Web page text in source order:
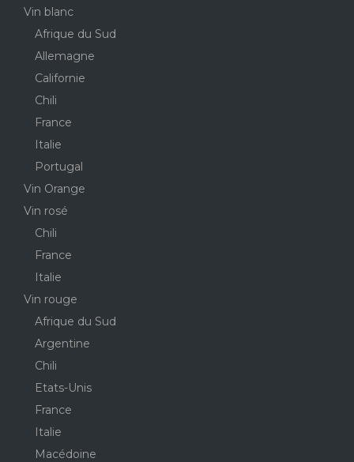
Vin blanc
Afrique du Sud
Allemagne
Californie
Chili
France
Italie
Portugal
Vin Orange
Vin rosé
Chili
France
Italie
Vin rouge
Afrique du Sud
Argentine
Chili
Etats-Unis
France
Italie
Macédoine